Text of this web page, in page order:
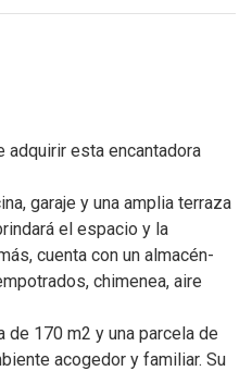
adquirir esta encantadora
garaje y una amplia terraza
el espacio y la
cuenta con un almacén-
chimenea, aire
de 170 m2 y una parcela de
acogedor y familiar. Su